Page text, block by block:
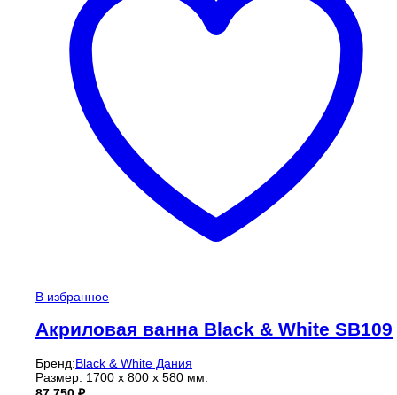
В избранное
Акриловая ванна Black & White SB109
Бренд:Black & White Дания
Размер: 1700 x 800 x 580 мм.